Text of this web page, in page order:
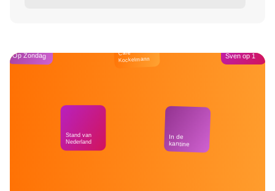
Op Zondag
Stand van
Nederland
Café
Kockelmann
In de
kantine
Sven op 1